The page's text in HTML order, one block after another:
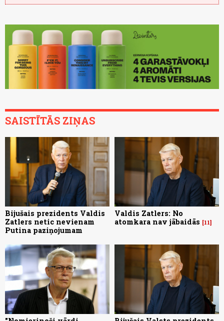
SAISTĪTĀS ZIŅAS
Bijušais prezidents Valdis
Zatlers netic nevienam
Putina paziņojumam
Valdis Zatlers: No
atomkara nav jābaidās
11